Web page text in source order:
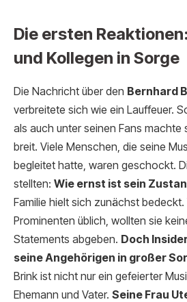
Die ersten
und Kollegen in Sorge
Die Nachricht über den Bernhard
verbreitete sich wie ein Lauffeuer.
als auch unter seinen Fans machte
breit. Viele Menschen, die seine
begleitet hatte, waren geschockt.
stellten: Wie ernst ist sein
Familie hielt sich zunächst bedeckt.
Prominenten üblich, wollten sie
Statements abgeben. Doch
seine Angehörigen in großer
Brink ist nicht nur ein gefeierter
Ehemann und Vater. Seine Frau